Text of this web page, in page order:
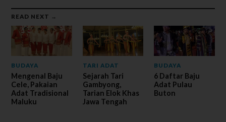
READ NEXT →
BUDAYA
Mengenal Baju
Cele, Pakaian
Adat Tradisional
Maluku
TARI ADAT
Sejarah Tari
Gambyong,
Tarian Elok Khas
Jawa Tengah
BUDAYA
6 Daftar Baju
Adat Pulau
Buton